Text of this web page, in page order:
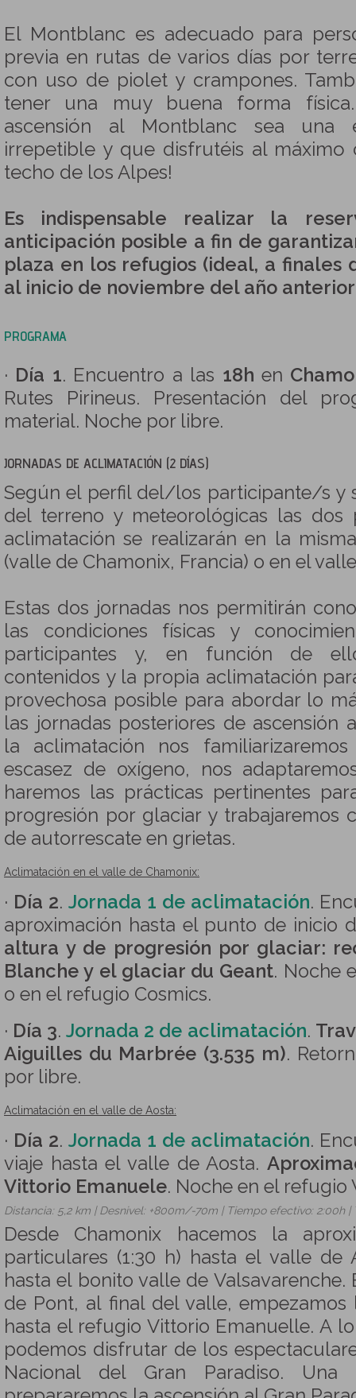
El Montblanc es adecuado para
previa en rutas de varios días por
con uso de piolet y crampones.
tener una muy buena forma
ascensión al Montblanc sea una
irrepetible y que disfrutéis al máximo
techo de los Alpes!
Es indispensable realizar la
anticipación posible a fin de
plaza en los refugios (ideal, a finales
al inicio de noviembre del año
PROGRAMA
· Día 1. Encuentro a las 18h en
Rutes Pirineus. Presentación del
material. Noche por libre.
JORNADAS DE ACLIMATACIÓN (2 DÍAS)
Según el perfil del/los participante/s y
del terreno y meteorológicas las dos
aclimatación se realizarán en la
(valle de Chamonix, Francia) o en el
Estas dos jornadas nos permitirán
las condiciones físicas y
participantes y, en función de
contenidos y la propia aclimatación
provechosa posible para abordar lo
las jornadas posteriores de ascensión
la aclimatación nos
escasez de oxígeno, nos
haremos las prácticas pertinentes
progresión por glaciar y trabajaremos
de autorrescate en grietas.
Aclimatación en el valle de Chamonix:
· Día 2. Jornada 1 de aclimatación.
aproximación hasta el punto de inicio
altura y de progresión por glaciar:
Blanche y el glaciar du Geant. Noche
o en el refugio Cosmics.
· Día 3.Jornada 2 de aclimatación.
Aiguilles du Marbrée (3.535 m).
por libre.
Aclimatación en el valle de Aosta:
· Día 2. Jornada 1 de aclimatación.
viaje hasta el valle de Aosta.
Vittorio Emanuele. Noche en el refugio
Distancia: 5,2 km | Desnivel: +800m/-70m | Tiempo efectivo: 2:00h
Desde Chamonix hacemos la
particulares (1:30 h) hasta el valle de
hasta el bonito valle de
de Pont, al final del valle,
hasta el refugio Vittorio Emanuelle. A
podemos disfrutar de los
Nacional del Gran Paradiso.